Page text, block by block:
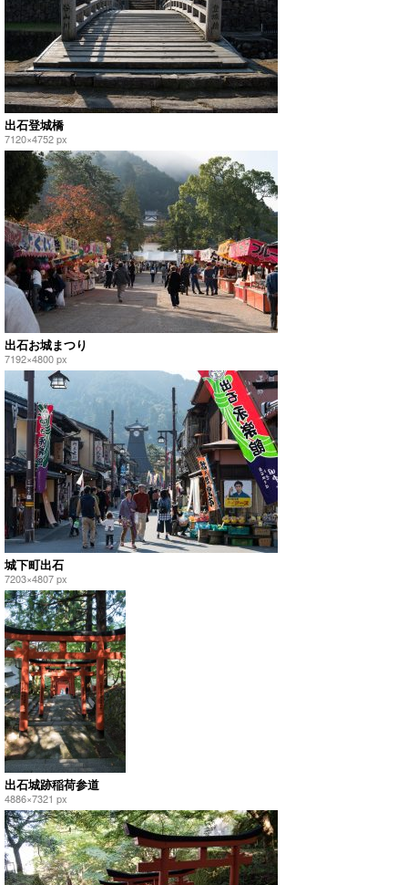
出石登城橋
7120×4752 px
出石お城まつり
7192×4800 px
城下町出石
7203×4807 px
出石城跡稲荷参道
4886×7321 px